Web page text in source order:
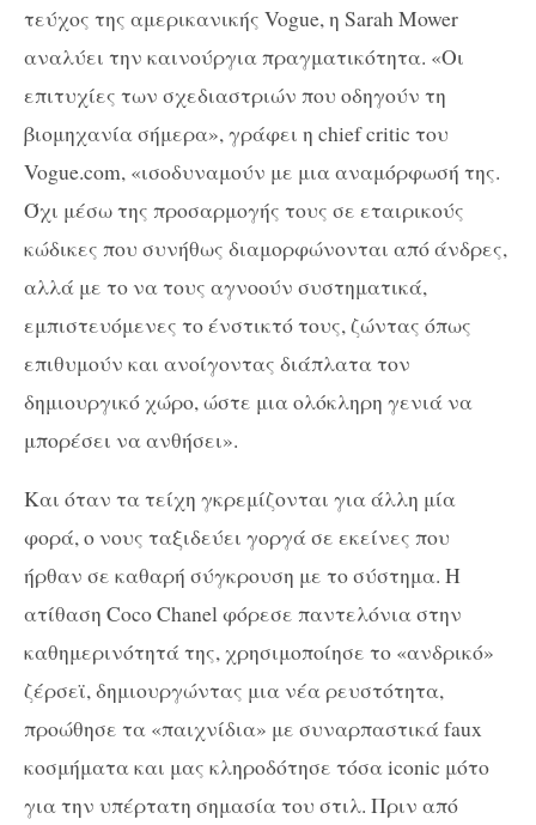
τεύχος της αμερικανικής Vogue, η Sarah Mower
αναλύει την καινούργια πραγματικότητα. «Οι
επιτυχίες των σχεδιαστριών που οδηγούν τη
βιομηχανία σήμερα», γράφει η chief critic του
Vogue.com, «ισοδυναμούν με μια αναμόρφωσή της.
Όχι μέσω της προσαρμογής τους σε εταιρικούς
κώδικες που συνήθως διαμορφώνονται από άνδρες,
αλλά με το να τους αγνοούν συστηματικά,
εμπιστευόμενες το ένστικτό τους, ζώντας όπως
επιθυμούν και ανοίγοντας διάπλατα τον
δημιουργικό χώρο, ώστε μια ολόκληρη γενιά να
μπορέσει να ανθήσει».
Και όταν τα τείχη γκρεμίζονται για άλλη μία
φορά, ο νους ταξιδεύει γοργά σε εκείνες που
ήρθαν σε καθαρή σύγκρουση με το σύστημα. Η
ατίθαση Coco Chanel φόρεσε παντελόνια στην
καθημερινότητά της, χρησιμοποίησε το «ανδρικό»
ζέρσεϊ, δημιουργώντας μια νέα ρευστότητα,
προώθησε τα «παιχνίδια» με συναρπαστικά faux
κοσμήματα και μας κληροδότησε τόσα iconic μότο
για την υπέρτατη σημασία του στιλ. Πριν από